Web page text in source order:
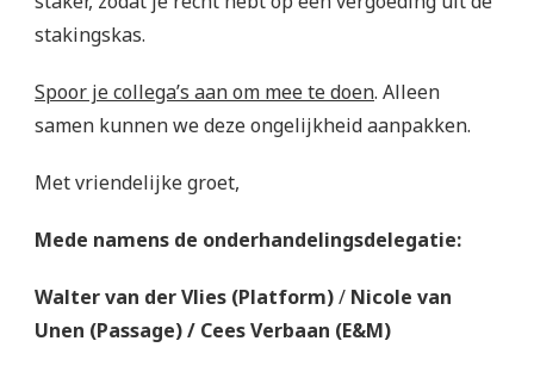
stakingskas.
Spoor je collega’s aan om mee te doen. Alleen
samen kunnen we deze ongelijkheid aanpakken.
Met vriendelijke groet,
Mede namens de onderhandelingsdelegatie:
Walter van der Vlies (Platform)/ Nicole van
Unen (Passage) / Cees Verbaan (E&M)